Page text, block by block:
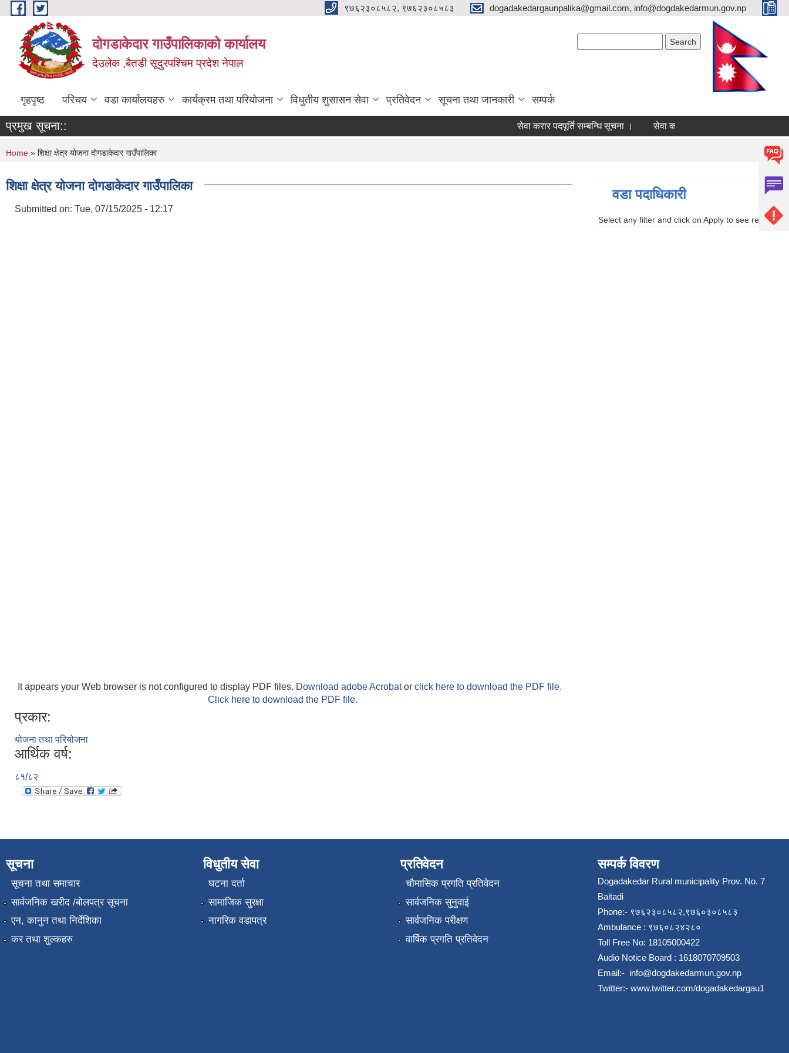
Skip to main content ९७६२३०८५८२, ९७६२३०८५८३ dogadakedargaunpalika@gmail.com, info@dogdakedarmun.gov.np
दोगडाकेदार गाउँपालिकाको कार्यालय
देउलेक ,बैतडी सूदुरपश्चिम प्रदेश नेपाल
गृहपृष्ठ परिचय वडा कार्यालयहरु कार्यक्रम तथा परियोजना विधुतीय शुसासन सेवा प्रतिवेदन सूचना तथा जानकारी सम्पर्क
प्रमुख सूचना:: सेवा करार पदपूर्ति सम्बन्धि सूचना । सेवा करार पदपूर्ति सम्बन्धि सूचना ।
You are here
Home » शिक्षा क्षेत्र योजना दोगडाकेदार गाउँपालिका
शिक्षा क्षेत्र योजना दोगडाकेदार गाउँपालिका
Submitted on: Tue, 07/15/2025 - 12:17
It appears your Web browser is not configured to display PDF files. Download adobe Acrobator click here to download the PDF file.
Click here to download the PDF file.
प्रकार:
योजना तथा परियोजना
आर्थिक वर्ष:
८१/८२
वडा पदाधिकारी
Select any filter and click on Apply to see results
सूचना
सूचना तथा समाचार
सार्वजनिक खरीद /बोलपत्र सूचना
एन, कानुन तथा निर्देशिका
कर तथा शुल्कहरु
विधुतीय सेवा
घटना दर्ता
सामाजिक सुरक्षा
नागरिक वडापत्र
प्रतिवेदन
चौमासिक प्रगति प्रतिवेदन
सार्वजनिक सुनुवाई
सार्वजनिक परीक्षण
वार्षिक प्रगति प्रतिवेदन
सम्पर्क विवरण
Dogadakedar Rural municipality Prov. No. 7
Baitadi
Phone:- ९७६२३०८५८२,९७६०३०८५८३
Ambulance : ९७६०८२४२८०
Toll Free No: 18105000422
Audio Notice Board : 1618070709503
Email:- info@dogdakedarmun.gov.np
Twitter:- www.twitter.com/dogadakedargau1